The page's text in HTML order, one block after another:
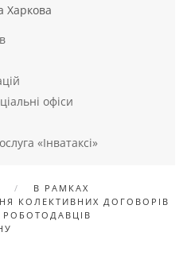
Харкова
офіси
«Інватаксі»
В РАМКАХ
КОЛЕКТИВНИХ ДОГОВОРІВ